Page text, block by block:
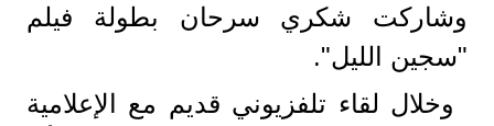
وشاركت شكري سرحان بطولة فيلم
"سجين الليل".
وخلال لقاء تلفزيوني قديم مع الإعلامية